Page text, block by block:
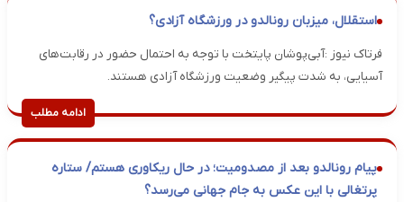
استقلال، میزبان رونالدو در ورزشگاه آزادی؟
فرتاک نیوز :آبی‌پوشان پایتخت با توجه به احتمال حضور در رقابت‌های
آسیایی، به شدت پیگیر وضعیت ورزشگاه آزادی هستند.
ادامه مطلب
پیام رونالدو بعد از مصدومیت؛ در حال ریکاوری هستم/ ستاره
پرتغالی با این عکس به جام جهانی می‌رسد؟